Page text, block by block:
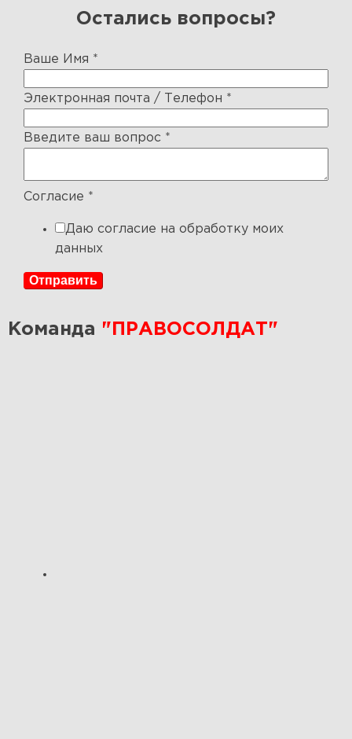
Остались вопросы?
Ваше Имя *
Электронная почта / Телефон *
Введите ваш вопрос *
Согласие *
Даю согласие на обработку моих
данных
Отправить
Команда "ПРАВОСОЛДАТ"